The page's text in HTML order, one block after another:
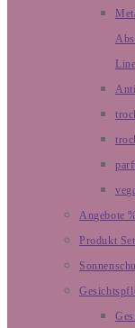
Angebote
Produkt